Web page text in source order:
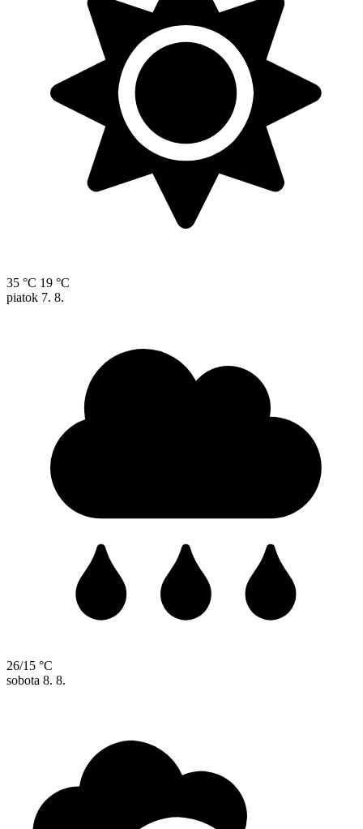
35 °C 19 °C
piatok 7. 8.
26/15 °C
sobota 8. 8.